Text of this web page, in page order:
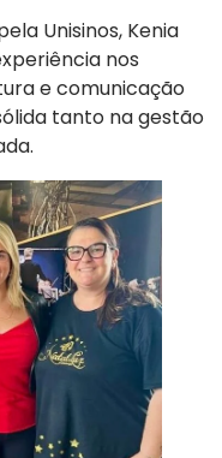
Unisinos, Kenia
nos
e comunicação
tanto na gestão